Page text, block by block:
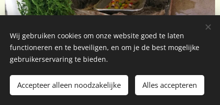
Wij gebruiken cookies om onze website goed te laten
functioneren en te beveiligen, en om je de best mogelijke
gebruikerservaring te bieden.
Accepteer alleen noodzakelijke Alles accepteren